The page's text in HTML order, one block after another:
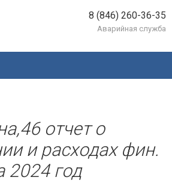
8 (846) 260-36-35
Аварийная служба
отчет о
и расходах фин.
2024 год